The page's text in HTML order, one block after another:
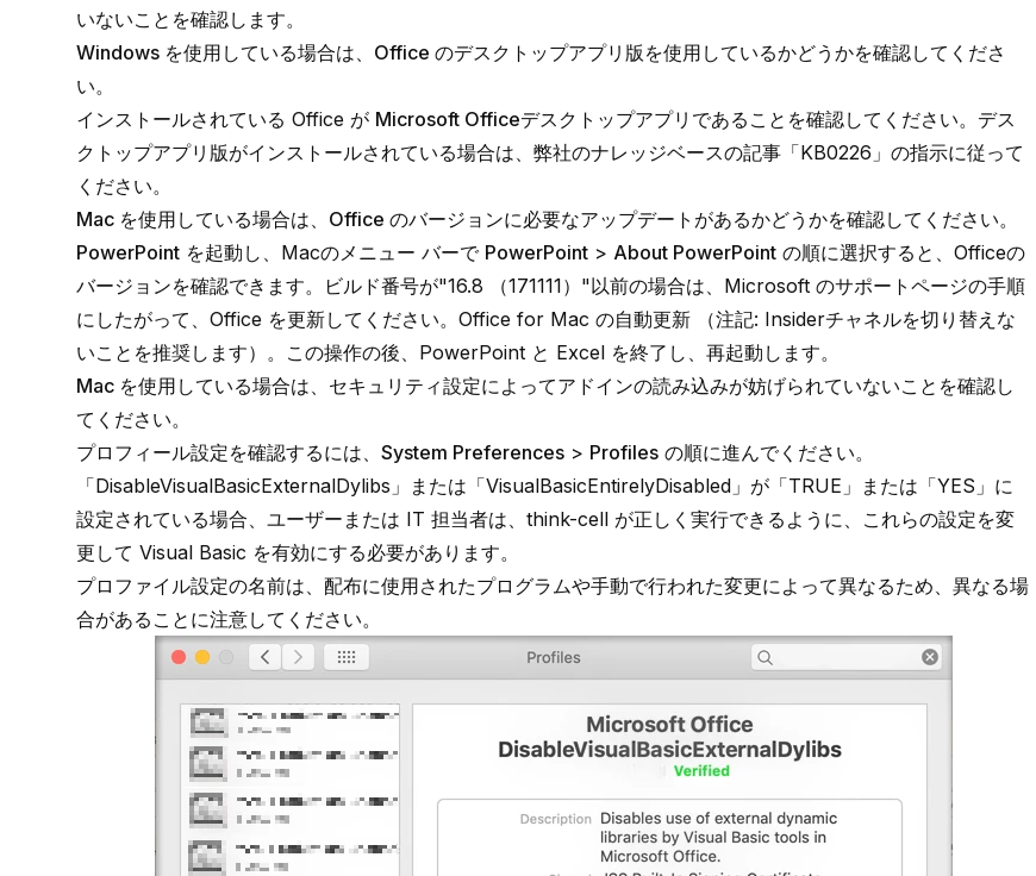
いないことを確認します。
Windows を使用している場合は、Office のデスクトップアプリ版を使用しているかどうかを確認してくださ
い。
インストールされている Office が Microsoft Officeデスクトップアプリ であることを確認してください。デス
クトップアプリ版がインストールされている場合は、弊社のナレッジベースの記事「KB0226 」の指示に従って
ください。
Mac を使用している場合は、Office のバージョンに必要なアップデートがあるかどうかを確認してください。
PowerPoint を起動し、Macのメニュー バーで PowerPoint > About PowerPoint の順に選択すると、Officeの
バージョンを確認できます。ビルド番号が"16.8 （171111）"以前の場合は、Microsoft のサポートページの手順
にしたがって、Office を更新してください。 Office for Mac の自動更新
（注記: Insiderチャネルを切り替えな
いことを推奨します）。この操作の後、PowerPoint と Excel を終了し、再起動します。
Mac を使用している場合は、セキュリティ設定によってアドインの読み込みが妨げられていないことを確認し
てください。
プロフィール設定を確認するには、 System Preferences > Profiles の順に進んでください。
「DisableVisualBasicExternalDylibs」または「VisualBasicEntirelyDisabled」が「TRUE」または「YES」に
設定されている場合、ユーザーまたは IT 担当者は、think-cell が正しく実行できるように、これらの設定を変
更して Visual Basic を有効にする必要があります。
プロファイル設定の名前は、配布に使用されたプログラムや手動で行われた変更によって異なるため、異なる場
合があることに注意してください。